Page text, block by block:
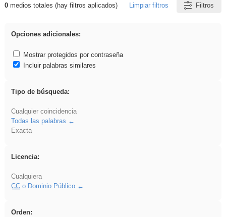
Resultados de: pantalla
0medios totales (hay filtros aplicados) Limpiar filtros Filtros
Opciones adicionales:
Mostrar protegidos por contraseña
Incluir palabras similares
Tipo de búsqueda:
Cualquier coincidencia
Todas las palabras
Exacta
Licencia:
Cualquiera
CCo Dominio Público
Orden: